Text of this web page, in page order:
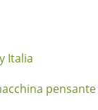
Italia
pensante